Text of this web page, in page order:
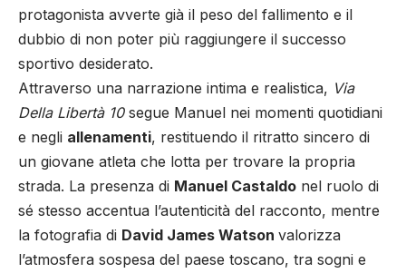
protagonista avverte già il peso del fallimento e il
dubbio di non poter più raggiungere il successo
sportivo desiderato.
Attraverso una narrazione intima e realistica, Via
Della Libertà 10segue Manuel nei momenti quotidiani
e negli allenamenti, restituendo il ritratto sincero di
un giovane atleta che lotta per trovare la propria
strada. La presenza di Manuel Castaldo nel ruolo di
sé stesso accentua l’autenticità del racconto, mentre
la fotografia di David James Watson valorizza
l’atmosfera sospesa del paese toscano, tra sogni e